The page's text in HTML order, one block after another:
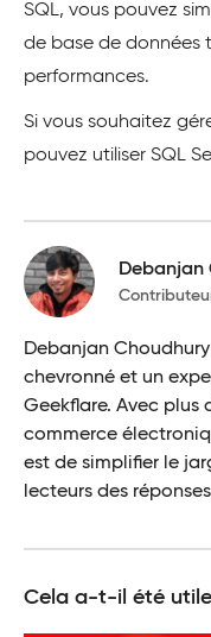
SQL, vous pouvez
de base de données
performances.
Si vous souhaitez
pouvez utiliser SQL
Debanjan
Debanjan
chevronné et un
Geekflare. Avec plus
commerce
est de simplifier le
lecteurs des
Cela a-t-il été